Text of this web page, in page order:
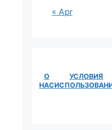
« Apr
О
НАС
УСЛОВИЯ